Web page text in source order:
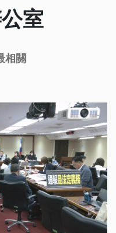
室
相關